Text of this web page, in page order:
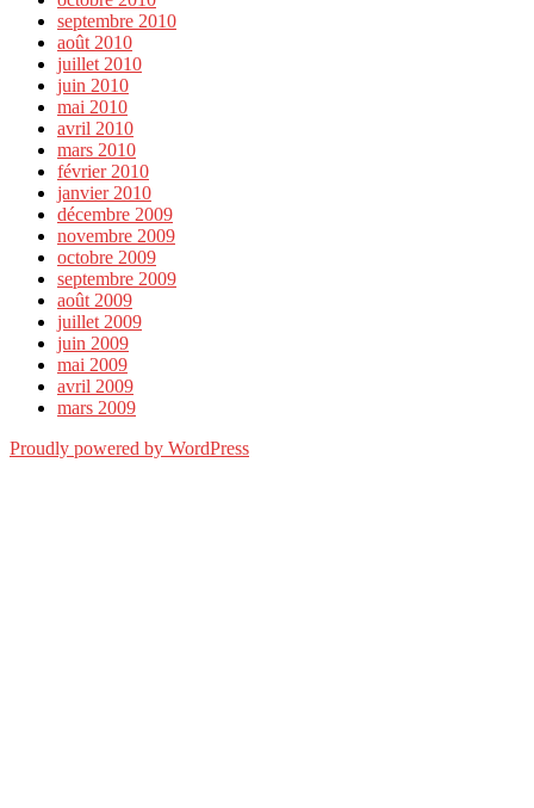
septembre 2010
août 2010
juillet 2010
juin 2010
mai 2010
avril 2010
mars 2010
février 2010
janvier 2010
décembre 2009
novembre 2009
octobre 2009
septembre 2009
août 2009
juillet 2009
juin 2009
mai 2009
avril 2009
mars 2009
Proudly powered by WordPress